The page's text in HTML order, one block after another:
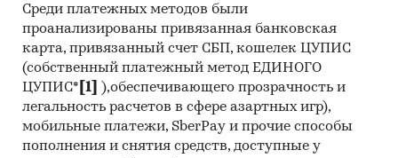
Среди платежных методов были
проанализированы привязанная банковская
карта, привязанный счет СБП, кошелек ЦУПИС
(собственный платежный метод ЕДИНОГО
ЦУПИС* [1]
),обеспечивающего прозрачность и
легальность расчетов в сфере азартных игр),
мобильные платежи, SberPay и прочие способы
пополнения и снятия средств, доступные у